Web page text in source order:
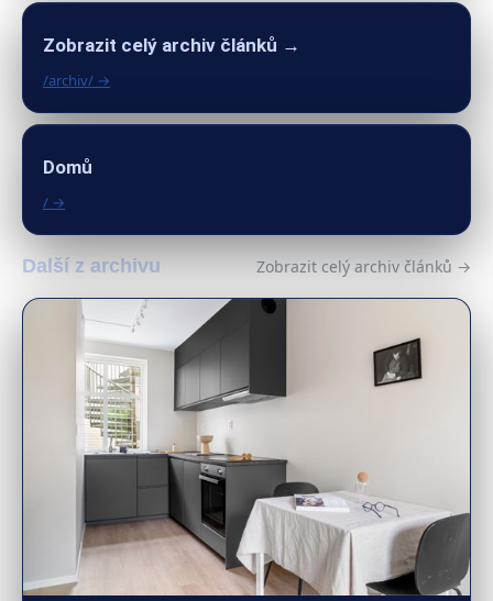
Zobrazit celý archiv článků →
/archiv/ →
Domů
/ →
Další z archivu Zobrazit celý archiv článků →